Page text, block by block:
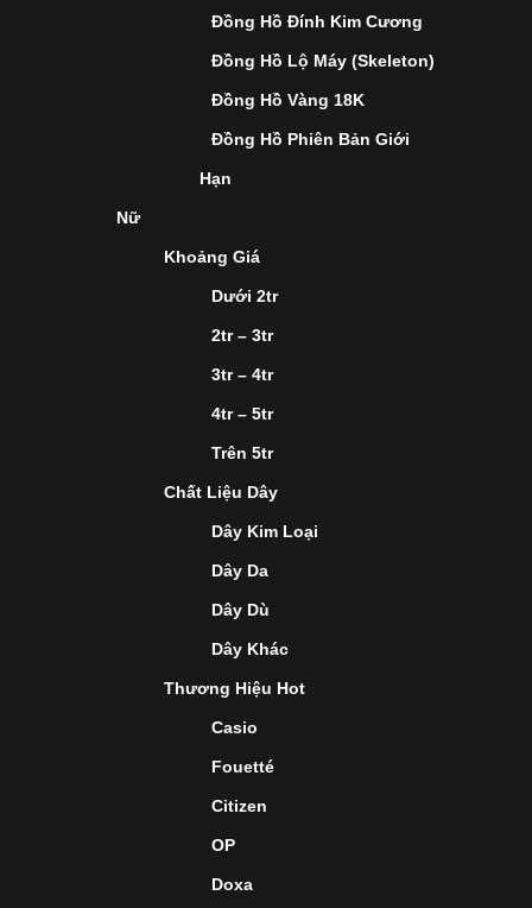
Đồng Hồ Đính Kim Cương
Đồng Hồ Lộ Máy (Skeleton)
Đồng Hồ Vàng 18K
Đồng Hồ Phiên Bản Giới
Hạn
Nữ
Khoảng Giá
Dưới 2tr
2tr – 3tr
3tr – 4tr
4tr – 5tr
Trên 5tr
Chất Liệu Dây
Dây Kim Loại
Dây Da
Dây Dù
Dây Khác
Thương Hiệu Hot
Casio
Fouetté
Citizen
OP
Doxa